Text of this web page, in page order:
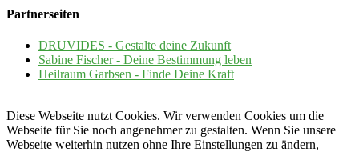
Partnerseiten
DRUVIDES - Gestalte deine Zukunft
Sabine Fischer - Deine Bestimmung leben
Heilraum Garbsen - Finde Deine Kraft
Diese Webseite nutzt Cookies. Wir verwenden Cookies um die
Webseite für Sie noch angenehmer zu gestalten. Wenn Sie unsere
Webseite weiterhin nutzen ohne Ihre Einstellungen zu ändern,